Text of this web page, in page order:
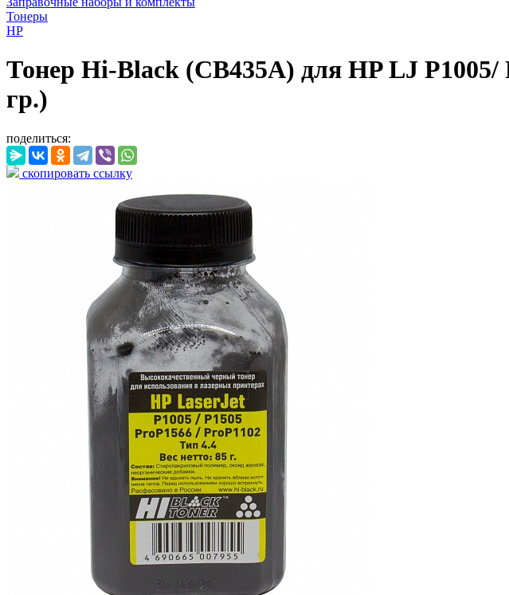
Тонеры
HP
Тонер Hi-Black (CB435A) для HP LJ P1005/
гр.)
поделиться:
скопировать ссылку